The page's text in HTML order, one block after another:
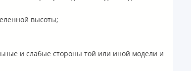
высоты;
и слабые стороны той или иной модели и